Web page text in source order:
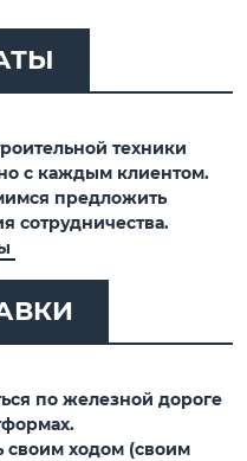
техники
с каждым клиентом.
предложить
сотрудничества.
по железной дороге
своим ходом (своим